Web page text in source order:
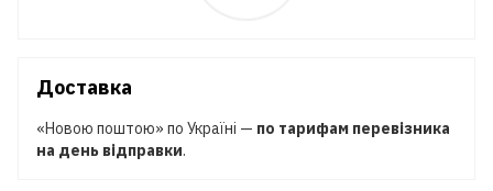
Доставка
«Новою поштою» по Україні — по тарифам перевізника
на день відправки.